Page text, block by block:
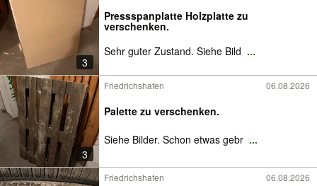
3
Pressspanplatte Holzplatte zu
verschenken.
Sehr guter Zustand. Siehe Bild ...
3
Friedrichshafen 06.08.2026
Palette zu verschenken.
Siehe Bilder. Schon etwas gebr ...
Friedrichshafen 06.08.2026